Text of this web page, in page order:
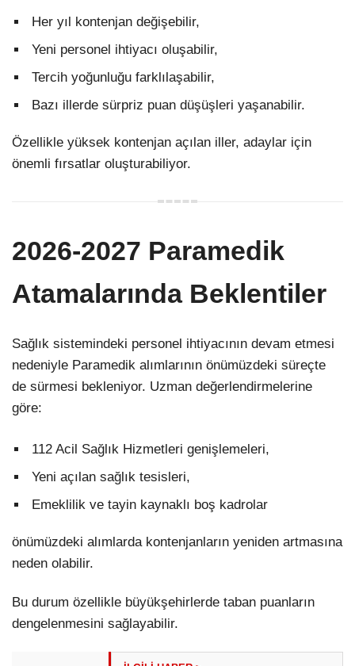
Her yıl kontenjan değişebilir,
Yeni personel ihtiyacı oluşabilir,
Tercih yoğunluğu farklılaşabilir,
Bazı illerde sürpriz puan düşüşleri yaşanabilir.
Özellikle yüksek kontenjan açılan iller, adaylar için
önemli fırsatlar oluşturabiliyor.
2026-2027 Paramedik
Atamalarında Beklentiler
Sağlık sistemindeki personel ihtiyacının devam etmesi
nedeniyle Paramedik alımlarının önümüzdeki süreçte
de sürmesi bekleniyor. Uzman değerlendirmelerine
göre:
112 Acil Sağlık Hizmetleri genişlemeleri,
Yeni açılan sağlık tesisleri,
Emeklilik ve tayin kaynaklı boş kadrolar
önümüzdeki alımlarda kontenjanların yeniden artmasına
neden olabilir.
Bu durum özellikle büyükşehirlerde taban puanların
dengelenmesini sağlayabilir.